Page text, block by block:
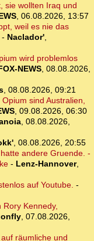
sie wollten Iraq und
, 06.08.2026, 13:57
weil es nie das
- Naclador',
wird problemlos
NEWS, 08.08.2026,
, 08.08.2026, 09:21
sind Australien,
, 09.08.2026, 06:30
, 08.08.2026,
, 08.08.2026, 20:55
andere Gruende. -
- Lenz-Hannover,
auf Youtube. -
Rory Kennedy,
, 07.08.2026,
räumliche und